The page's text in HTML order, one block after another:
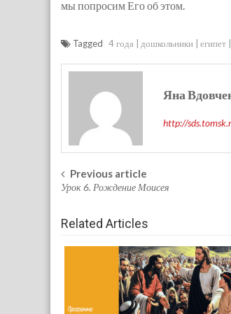
мы попросим Его об этом.
Tagged 4 года дошкольники египет
Яна
http://
Post navigation
Previous article
Урок 6. Рождение Моисея
Related Articles